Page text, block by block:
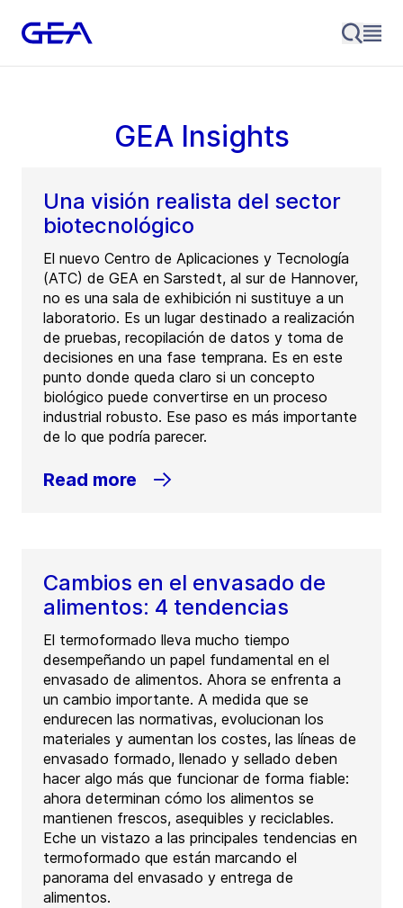
GEA Insights
Una visión realista del sector
biotecnológico
El nuevo Centro de Aplicaciones y Tecnología
(ATC) de GEA en Sarstedt, al sur de Hannover,
no es una sala de exhibición ni sustituye a un
laboratorio. Es un lugar destinado a realización
de pruebas, recopilación de datos y toma de
decisiones en una fase temprana. Es en este
punto donde queda claro si un concepto
biológico puede convertirse en un proceso
industrial robusto. Ese paso es más importante
de lo que podría parecer.
Read more
Cambios en el envasado de
alimentos: 4 tendencias
El termoformado lleva mucho tiempo
desempeñando un papel fundamental en el
envasado de alimentos. Ahora se enfrenta a
un cambio importante. A medida que se
endurecen las normativas, evolucionan los
materiales y aumentan los costes, las líneas de
envasado formado, llenado y sellado deben
hacer algo más que funcionar de forma fiable:
ahora determinan cómo los alimentos se
mantienen frescos, asequibles y reciclables.
Eche un vistazo a las principales tendencias en
termoformado que están marcando el
panorama del envasado y entrega de
alimentos.